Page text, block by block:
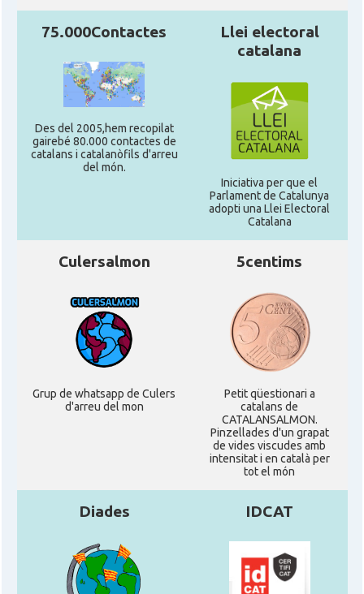
75.000Contactes
Des del 2005,hem recopilat
gairebé 80.000 contactes de
catalans i catalanòfils d'arreu
del món.
Llei electoral
catalana
Iniciativa per que el
Parlament de Catalunya
adopti una Llei Electoral
Catalana
Culersalmon
Grup de whatsapp de Culers
d'arreu del mon
5centims
Petit qüestionari a
catalans de
CATALANSALMON.
Pinzellades d'un grapat
de vides viscudes amb
intensitat i en català per
tot el món
Diades IDCAT